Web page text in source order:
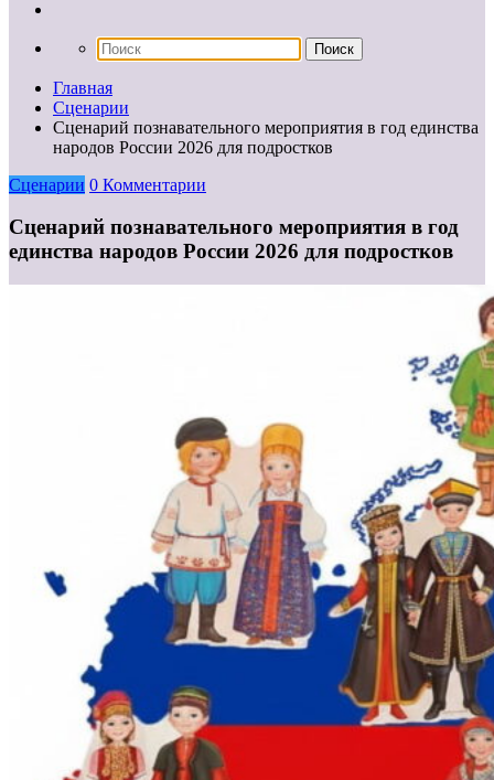
Главная
Сценарии
Сценарий познавательного мероприятия в год единства
народов России 2026 для подростков
Сценарии 0 Комментарии
Сценарий познавательного мероприятия в год
единства народов России 2026 для подростков